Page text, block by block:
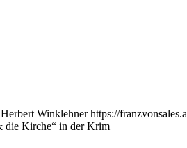
Herbert Winklehner https://
die Kirche“ in der Krim